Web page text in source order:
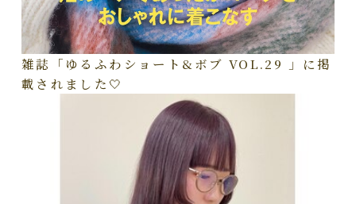
雑誌「ゆるふわショート&ボブ VOL.29 」に掲
載されました🤍